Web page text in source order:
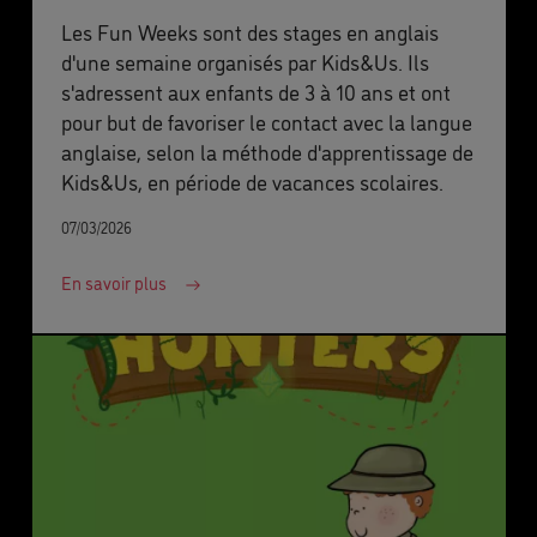
Les Fun Weeks sont des stages en anglais
d'une semaine organisés par Kids&Us. Ils
s'adressent aux enfants de 3 à 10 ans et ont
pour but de favoriser le contact avec la langue
anglaise, selon la méthode d'apprentissage de
Kids&Us, en période de vacances scolaires.
07/03/2026
En savoir plus